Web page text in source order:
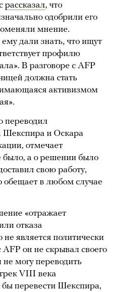
рассказал, что
одобрили его
мнение.
дали знать, что ищут
профилю
В разговоре с AFP
должна стать
активизмом
переводил
Шекспира и Оскара
отмечает
было, а о решении было
свою работу,
обещает в любом случае
«отражает
отказа
не является политически
он не скрывал своего
не могу переводить
VIII века
перевести Шекспира,